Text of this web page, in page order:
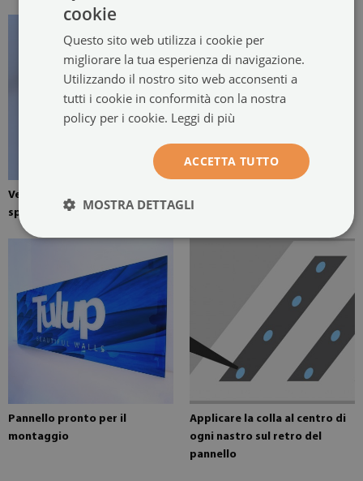
Vetro temperato di 4 mm di
spessore
specchi
Pannello pronto per il
montaggio
Applicare la colla al centro di
ogni nastro sul retro del
pannello
cookie
Questo sito web utilizza i cookie per
migliorare la tua esperienza di navigazione.
Utilizzando il nostro sito web acconsenti a
tutti i cookie in conformità con la nostra
policy per i cookie. Leggi di più
ACCETTA TUTTO
MOSTRA DETTAGLI